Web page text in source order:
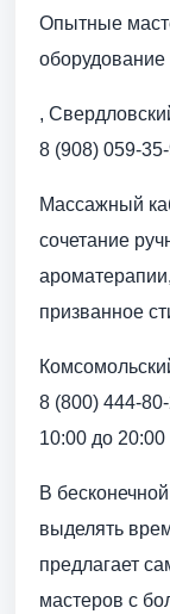
Опытные
,
8 (908) 059-
Массажный
сочетание
призванное
8 (800) 444-
10:00 до 20:00
В
выделять
предлагает
мастеров с